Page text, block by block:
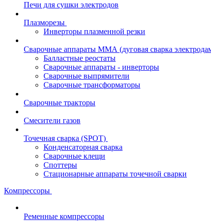
Печи для сушки электродов
Плазморезы
Инверторы плазменной резки
Сварочные аппараты ММА (дуговая сварка
Балластные реостаты
Сварочные аппараты - инверторы
Сварочные выпрямители
Сварочные трансформаторы
Сварочные тракторы
Смесители газов
Точечная сварка (SPOT)
Конденсаторная сварка
Сварочные клещи
Споттеры
Стационарные аппараты точечной сварки
Компрессоры
Ременные компрессоры